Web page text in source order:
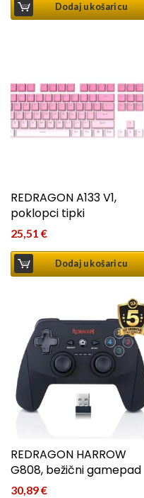
Dodaj u košaricu
REDRAGON A133 V1,
poklopci tipki
25,51 €
Dodaj u košaricu
REDRAGON HARROW
G808, bežični gamepad
30,89€